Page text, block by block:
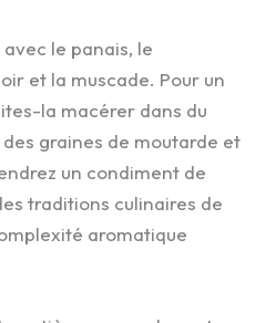
avec le panais, le
et la muscade. Pour un
la macérer dans du
graines de moutarde et
un condiment de
traditions culinaires de
aromatique